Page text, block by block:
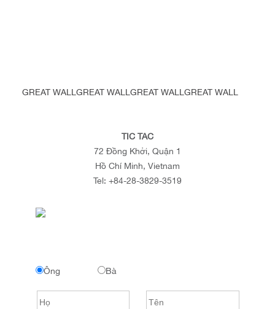
GREAT WALL GREAT WALL GREAT WALL GREAT WALL
TIC TAC
72 Đồng Khởi, Quận 1
Hồ Chí Minh, Vietnam
Tel: +84-28-3829-3519
Ông Bà